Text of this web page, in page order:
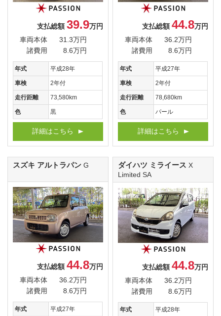
支払総額 39.9万円
車両本体
31.3万円
諸費用
8.6万円
年式 平成28年
車検 2年付
走行距離 73,580km
色 黒
詳細はこちら
支払総額 44.8万円
車両本体
36.2万円
諸費用
8.6万円
年式 平成27年
車検 2年付
走行距離 78,680km
色 パール
詳細はこちら
スズキ アルトラパンG
支払総額 44.8万円
車両本体
36.2万円
諸費用
8.6万円
年式 平成27年
ダイハツ ミライース X
Limited SA
支払総額 44.8万円
車両本体
36.2万円
諸費用
8.6万円
年式 平成28年